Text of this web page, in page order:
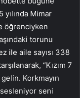
yılında Mimar
öğrenciyken
torunu
ile aile sayısı 338
“Kızım 7
gelin. Korkmayın
seni